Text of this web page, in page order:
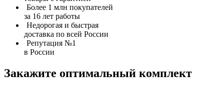
Более 1 млн покупателей
за 16 лет работы
Недорогая и быстрая
доставка по всей России
Репутация №1
в России
Закажите оптимальный комплект